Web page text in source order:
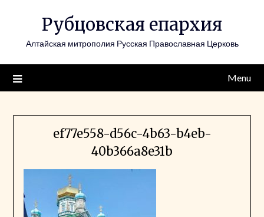
Рубцовская епархия
Алтайская митрополия Русская Православная Церковь
Menu
ef77e558-d56c-4b63-b4eb-
40b366a8e31b